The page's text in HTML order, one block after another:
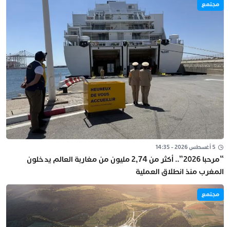
مجتمع
5 أغسطس 2026 - 14:35
“مرحبا 2026”.. أكثر من 2,74 مليون من مغاربة العالم يدخلون
المغرب منذ انطلاق العملية
مجتمع